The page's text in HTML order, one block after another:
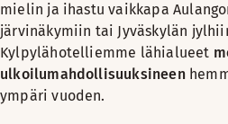
mielin ja ihastu vaikkapa
järvinäkymiin tai Jyväskylän
Kylpylähotelliemme lähialueet
ulkoilumahdollisuuksineen
ympäri vuoden.